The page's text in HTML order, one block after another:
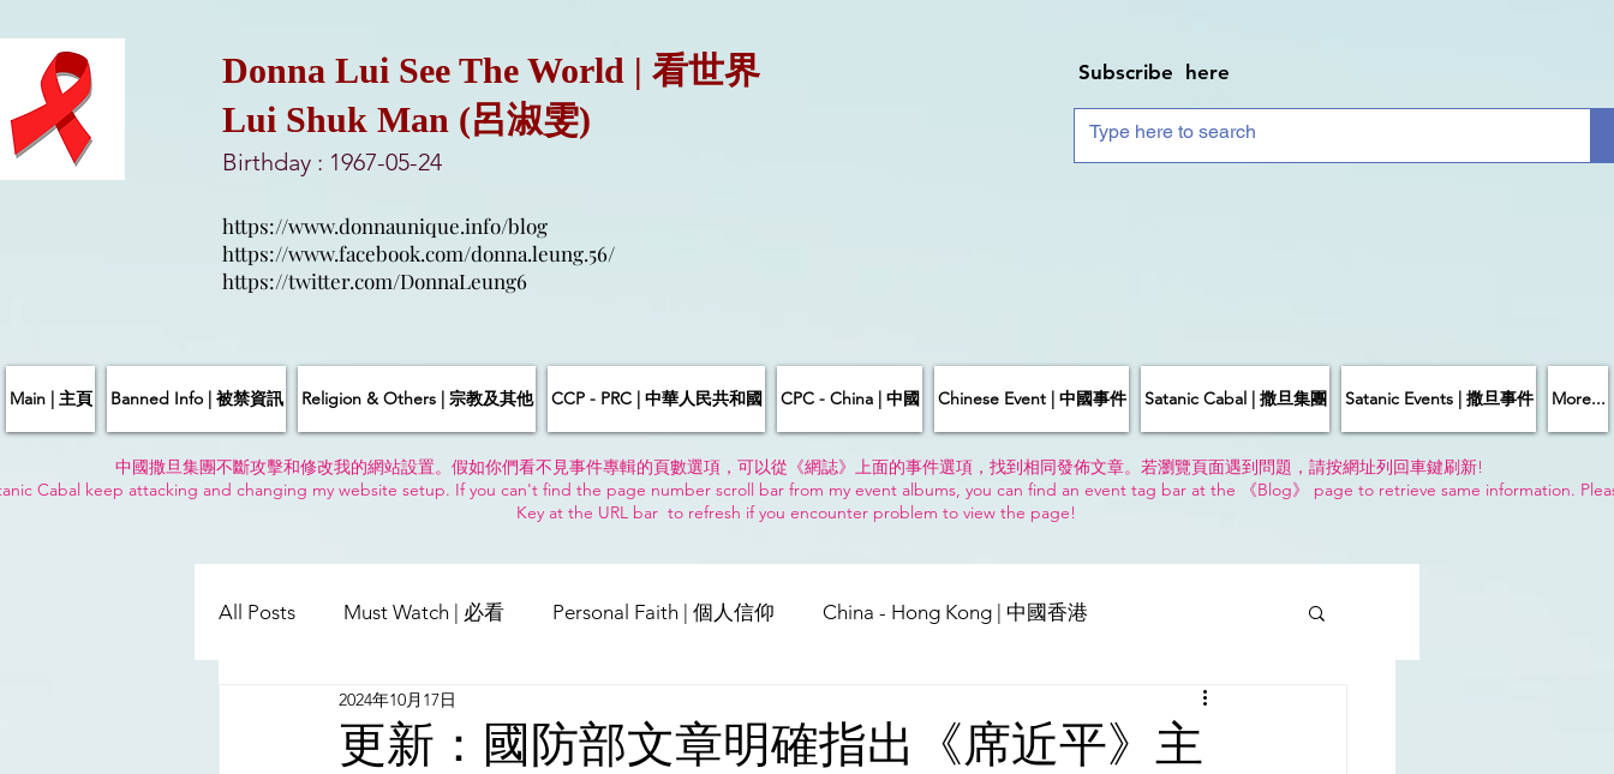
Donna Lui See The World | 看世界
Lui Shuk Man (呂淑雯)
Birthday : 1967-05-24
https://www.donnaunique.info/blog
https://www.facebook.com/donna.leung.56/
https://twitter.com/DonnaLeung6
Subscribe here
Main | 主頁 Banned Info | 被禁資訊 Religion & Others | 宗教及其他 CCP - PRC | 中華人民共和國 CPC - China | 中國 Chinese Event | 中國事件 Satanic Cabal | 撒旦集團 Satanic Events | 撒旦事件 More...
中國撒旦集團不斷攻擊和修改我的網站設置。假如你們看不見事件專輯的頁數選項，可以從《網誌》上面的事件選項，找到相同發佈文章。若瀏覽頁面遇到問題，請按網址列回車鍵刷新!
Cabal keep attacking and changing my website setup. If you can't find the page number scroll bar from my event albums, you can find an event tag bar at the 《Blog》 page to retrieve same information.
Key at the URL bar to refresh if you encounter problem to view the page!
All Posts Must Watch | 必看 Personal Faith | 個人信仰 China - Hong Kong | 中國香港
China - Taiwan | 中國臺灣
更新：國防部文章明確指出《席近平》主
2024年10月17日